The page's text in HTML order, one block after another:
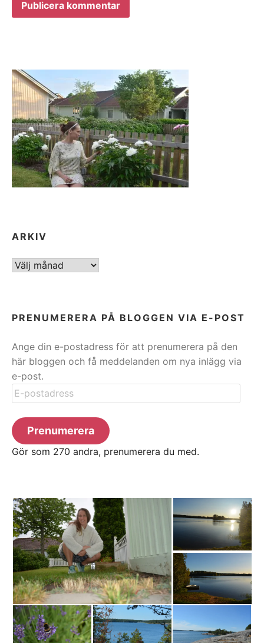
ARKIV
ARKIV
PRENUMERERA PÅ BLOGGEN VIA E-POST
Ange din e-postadress för att prenumerera på den
här bloggen och få meddelanden om nya inlägg via
e-post.
E-
postadress
Prenumerera
Gör som 270 andra, prenumerera du med.